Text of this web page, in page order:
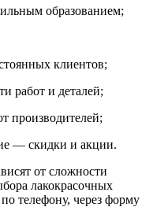
образованием;
клиентов;
работ и деталей;
производителей;
— скидки и акции.
от сложности
лакокрасочных
телефону, через форму